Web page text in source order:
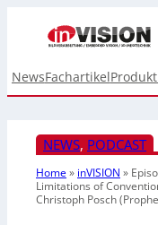
NewsFachartikel
NEWS, PODCAST
Home» inVISION »
Limitations of
Christoph Posch